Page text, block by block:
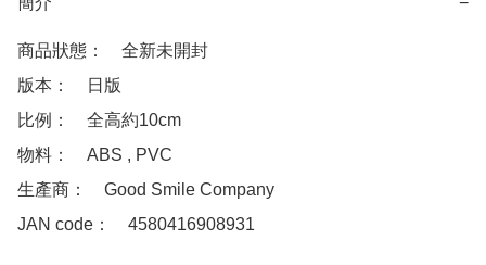
商品狀態：　全新未開封
版本：　日版
比例：　全高約10cm
物料：　ABS , PVC
生產商：　Good Smile Company
JAN code：　4580416908931